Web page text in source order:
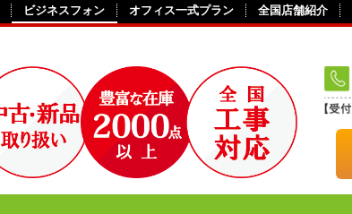
ビジネスフォン オフィス一式プラン 全国店舗紹介